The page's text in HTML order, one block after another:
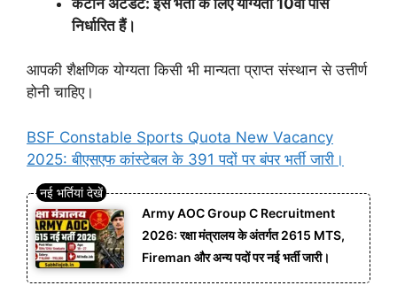
निर्धारित हैं।
आपकी शैक्षणिक योग्यता किसी भी मान्यता प्राप्त संस्थान से उत्तीर्ण
होनी चाहिए।
BSF Constable Sports Quota New Vacancy
2025: बीएसएफ कांस्टेबल के 391 पदों पर बंपर भर्ती जारी।
Army AOC Group C Recruitment
2026: रक्षा मंत्रालय के अंतर्गत 2615 MTS,
Fireman और अन्य पदों पर नई भर्ती जारी।